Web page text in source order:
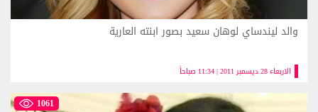
الاربعاء 28 ديسمبر 2011 | 11:34 صباحاً
والد ليندساي لوهان سعيد بصور ابنته العارية
1061